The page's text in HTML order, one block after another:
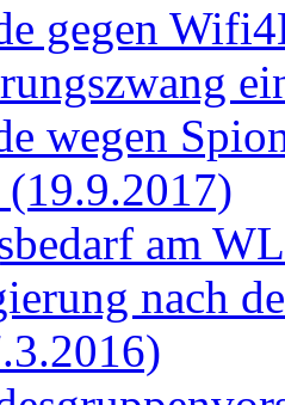
gegen
wegen
am
nach